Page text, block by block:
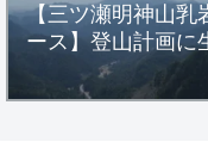
【三ツ瀬明神山乳
ース】登山計画に
す！参考にすべき
カー達の活動デ